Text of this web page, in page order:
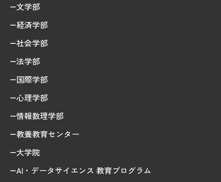
文学部
経済学部
社会学部
法学部
国際学部
心理学部
情報数理学部
教養教育センター
大学院
AI・データサイエンス 教育プログラム